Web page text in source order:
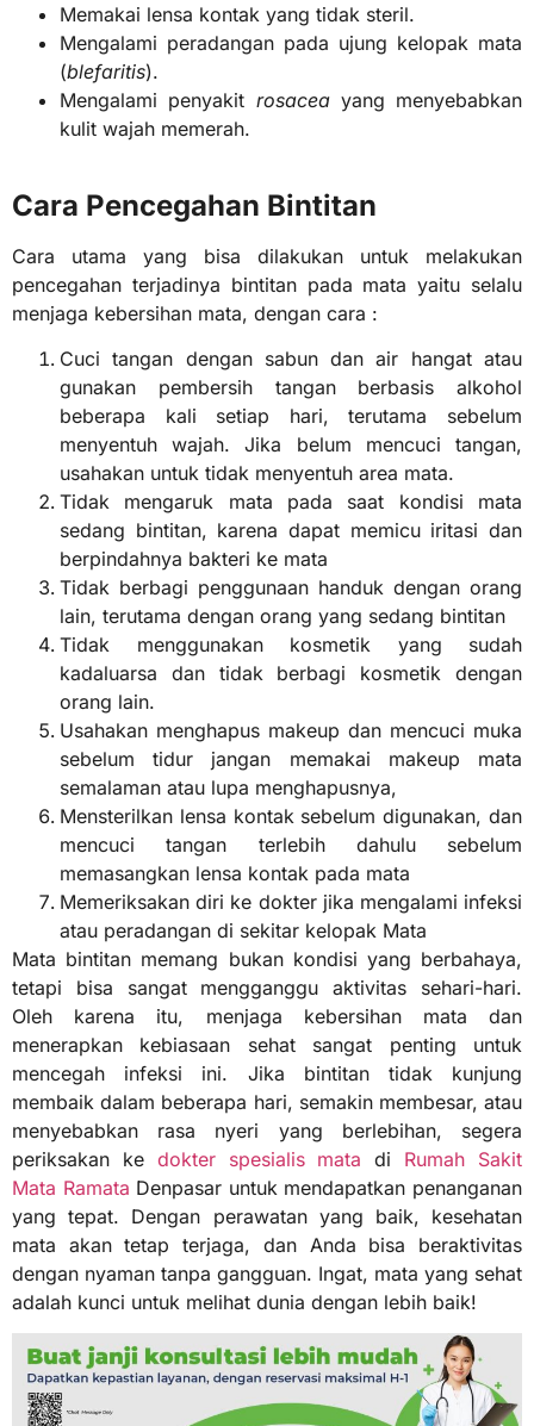
Memakai lensa kontak yang tidak steril.
Mengalami peradangan pada ujung kelopak mata
(blefaritis).
Mengalami penyakit rosaceayang menyebabkan
kulit wajah memerah.
Cara Pencegahan Bintitan
Cara utama yang bisa dilakukan untuk melakukan
pencegahan terjadinya bintitan pada mata yaitu selalu
menjaga kebersihan mata, dengan cara :
Cuci tangan dengan sabun dan air hangat atau
gunakan pembersih tangan berbasis alkohol
beberapa kali setiap hari, terutama sebelum
menyentuh wajah. Jika belum mencuci tangan,
usahakan untuk tidak menyentuh area mata.
Tidak mengaruk mata pada saat kondisi mata
sedang bintitan, karena dapat memicu iritasi dan
berpindahnya bakteri ke mata
Tidak berbagi penggunaan handuk dengan orang
lain, terutama dengan orang yang sedang bintitan
Tidak menggunakan kosmetik yang sudah
kadaluarsa dan tidak berbagi kosmetik dengan
orang lain.
Usahakan menghapus makeup dan mencuci muka
sebelum tidur jangan memakai makeup mata
semalaman atau lupa menghapusnya,
Mensterilkan lensa kontak sebelum digunakan, dan
mencuci tangan terlebih dahulu sebelum
memasangkan lensa kontak pada mata
Memeriksakan diri ke dokter jika mengalami infeksi
atau peradangan di sekitar kelopak Mata
Mata bintitan memang bukan kondisi yang berbahaya,
tetapi bisa sangat mengganggu aktivitas sehari-hari.
Oleh karena itu, menjaga kebersihan mata dan
menerapkan kebiasaan sehat sangat penting untuk
mencegah infeksi ini. Jika bintitan tidak kunjung
membaik dalam beberapa hari, semakin membesar, atau
menyebabkan rasa nyeri yang berlebihan, segera
periksakan ke dokter spesialis mata di Rumah Sakit
Mata Ramata Denpasar untuk mendapatkan penanganan
yang tepat. Dengan perawatan yang baik, kesehatan
mata akan tetap terjaga, dan Anda bisa beraktivitas
dengan nyaman tanpa gangguan. Ingat, mata yang sehat
adalah kunci untuk melihat dunia dengan lebih baik!